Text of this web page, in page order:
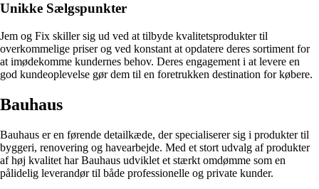
Unikke Sælgspunkter
Jem og Fix skiller sig ud ved at tilbyde kvalitetsprodukter til
overkommelige priser og ved konstant at opdatere deres sortiment for
at imødekomme kundernes behov. Deres engagement i at levere en
god kundeoplevelse gør dem til en foretrukken destination for købere.
Bauhaus
Bauhaus er en førende detailkæde, der specialiserer sig i produkter til
byggeri, renovering og havearbejde. Med et stort udvalg af produkter
af høj kvalitet har Bauhaus udviklet et stærkt omdømme som en
pålidelig leverandør til både professionelle og private kunder.